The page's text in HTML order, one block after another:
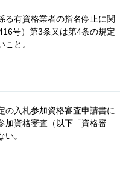
有資格業者の指名停止に関
号）第3条又は第4条の規定
と。
の入札参加資格審査申請書に
加資格審査（以下「資格審
。